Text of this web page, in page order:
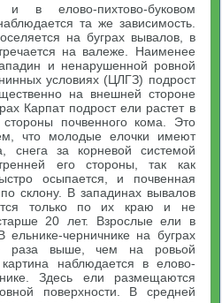
и в елово-пихтово-буковом
та же зависимость.
на буграх вывалов, в
на валеже. Наименее
и ненарушенной ровной
условиях (ЦЛГЗ) подрост
на внешней стороне
Карпат подрост ели растет в
почвенного кома. Это
что молодые елочки имеют
снега за корневой системой
его стороны, так как
осыпается, и почвенная
склону. В западинах вывалов
только по их краю и не
20 лет. Взрослые ели в
ельнике-черничнике на буграх
раза выше, чем на ровьой
наблюдается в елово-
Здесь ели размещаются
поверхности. В средней